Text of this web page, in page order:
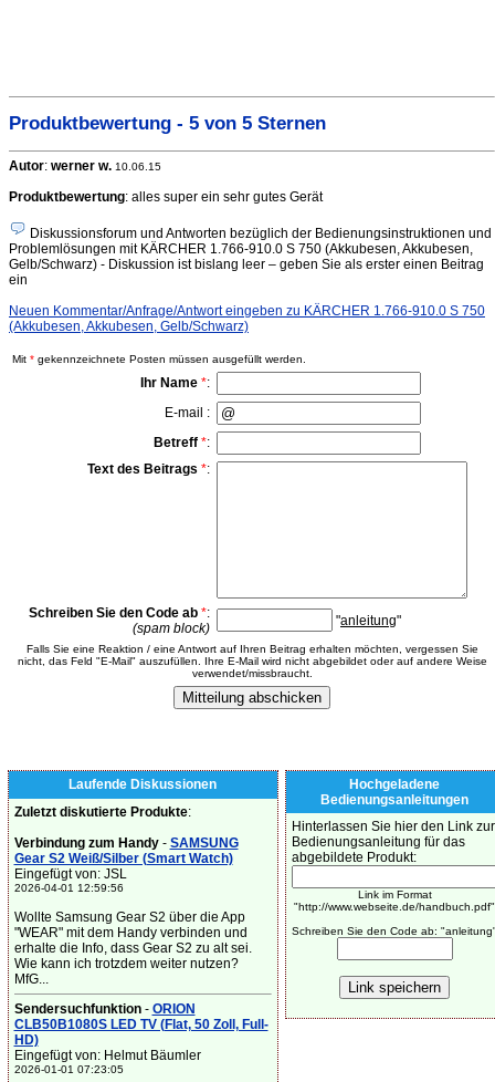
Produktbewertung - 5 von 5 Sternen
Autor: werner w. 10.06.15
Produktbewertung: alles super ein sehr gutes Gerät
Diskussionsforum und Antworten bezüglich der Bedienungsinstruktionen und
Problemlösungen mit KÄRCHER 1.766-910.0 S 750 (Akkubesen, Akkubesen,
Gelb/Schwarz) - Diskussion ist bislang leer – geben Sie als erster einen Beitrag
ein
Neuen Kommentar/Anfrage/Antwort eingeben zu KÄRCHER 1.766-910.0 S 750
(Akkubesen, Akkubesen, Gelb/Schwarz)
Mit * gekennzeichnete Posten müssen ausgefüllt werden.
Ihr Name *:
E-mail :
Betreff *:
Text des Beitrags *:
Schreiben Sie den Code ab *:
(spam block)
"anleitung"
Falls Sie eine Reaktion / eine Antwort auf Ihren Beitrag erhalten möchten, vergessen Sie
nicht, das Feld "E-Mail" auszufüllen. Ihre E-Mail wird nicht abgebildet oder auf andere Weise
verwendet/missbraucht.
Laufende Diskussionen
Zuletzt diskutierte Produkte:
Verbindung zum Handy- SAMSUNG
Gear S2 Weiß/Silber (Smart Watch)
Eingefügt von: JSL
2026-04-01 12:59:56
Wollte Samsung Gear S2 über die App
"WEAR" mit dem Handy verbinden und
erhalte die Info, dass Gear S2 zu alt sei.
Wie kann ich trotzdem weiter nutzen?
MfG...
Sendersuchfunktion- ORION
CLB50B1080S LED TV (Flat, 50 Zoll, Full-
HD)
Eingefügt von: Helmut Bäumler
2026-01-01 07:23:05
Hochgeladene
Bedienungsanleitungen
Hinterlassen Sie hier den Link zur
Bedienungsanleitung für das
abgebildete Produkt:
Link im Format
"http://www.webseite.de/handbuch.pdf"
Schreiben Sie den Code ab: